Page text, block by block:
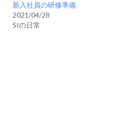
新入社員の研修準備
2021/04/28
SIの日常